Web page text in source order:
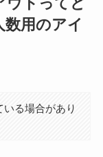
用のアイ
る場合があり